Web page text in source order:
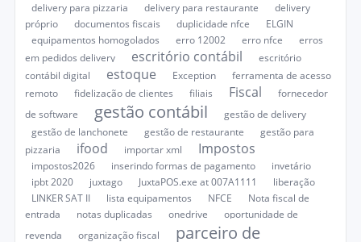
delivery para pizzaria
delivery para restaurante
delivery
próprio
documentos fiscais duplicidade nfce
ELGIN
equipamentos homogolados
erro 12002 erro nfce
erros
em pedidos delivery
escritório contábil
escritório
contábil digital
estoque Exception
ferramenta de acesso
remoto
fidelização de clientes filiais Fiscal
fornecedor
de software
gestão contábil
gestão de delivery
gestão de lanchonete
gestão de restaurante
gestão para
pizzaria
ifood importar xml Impostos
impostos2026 inserindo formas de pagamento
invetário
ipbt 2020
juxtago JuxtaPOS.exe at 007A1111
liberação
LINKER SAT II
lista equipamentos NFCE
Nota fiscal de
entrada
notas duplicadas onedrive
oportunidade de
revenda
organização fiscal
parceiro de